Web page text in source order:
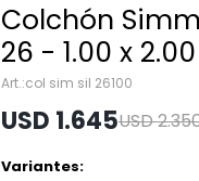
Colchón
26 - 1.00 x
col sim sil 26100
USD 1.645USD
Variantes: